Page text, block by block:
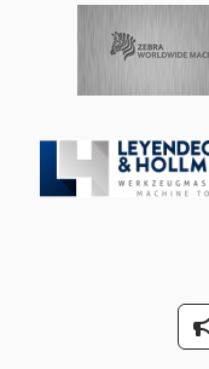
mange under- og
produsenten
styringssystem 2003